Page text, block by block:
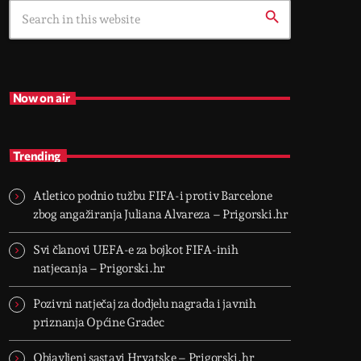
search
Now on air
Trending
Atletico podnio tužbu FIFA-i protiv Barcelone
zbog angažiranja Juliana Alvareza – Prigorski.hr
Svi članovi UEFA-e za bojkot FIFA-inih
natjecanja – Prigorski.hr
Pozivni natječaj za dodjelu nagrada i javnih
priznanja Općine Gradec
Objavljeni sastavi Hrvatske – Prigorski.hr